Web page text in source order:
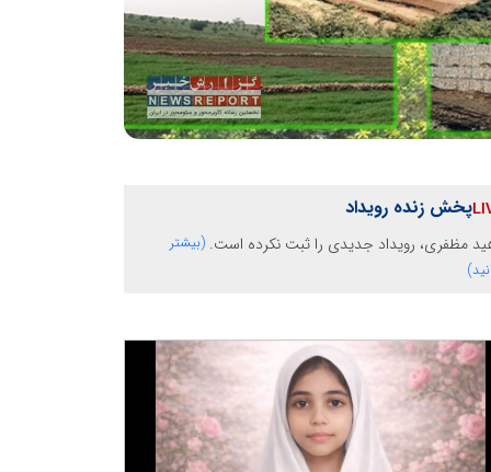
پخش زنده رویداد
مظفری، رویداد جدیدی را ثبت نکرده است. (بیشتر